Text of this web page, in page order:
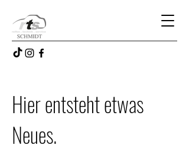
Hier entsteht etwas
Neues.